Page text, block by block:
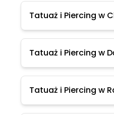
Tatuaż i Piercing w
Tatuaż i Piercing w
Tatuaż i Piercing w